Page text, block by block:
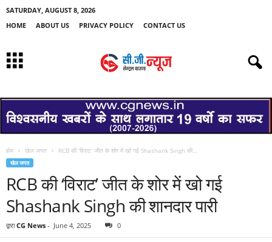
SATURDAY, AUGUST 8, 2026
HOME
ABOUT US PRIVACY POLICY CONTACT US
होम खेल जगत RCB की ‘विराट’ जीत के शोर में खो गई Shashank Singh की...
खेल जगत
RCB की ‘विराट’ जीत के शोर में खो गई
Shashank Singh की शानदार पारी
द्वारा CG News - June 4, 2025 0